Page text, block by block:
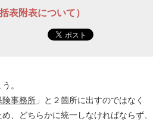
表附表について）
。
険事務所 」と２箇所に出すのではなく
、どちらかに統一しなければならず、
どのカテゴリーに投稿しますか？
選択してください
企業法務
経営の知恵